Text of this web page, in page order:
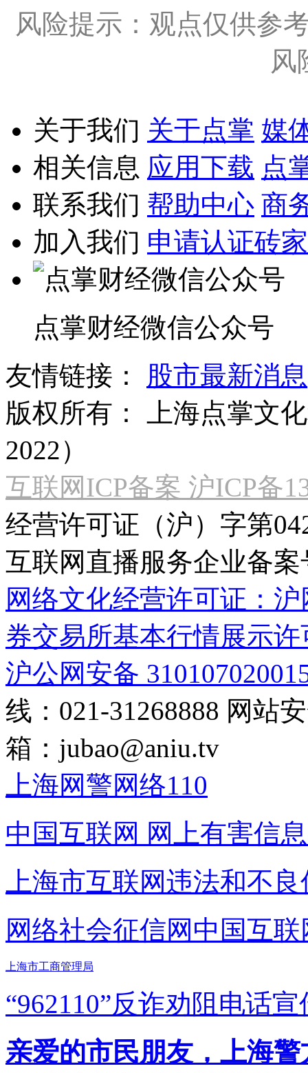
风险提示：观点仅供参
风
关于我们 关于点掌 媒
相关信息 应用下载 点
联系我们 帮助中心 商
加入我们 申请认证砖家
点掌财经微信公众号
友情链接：
股市最新消息
版权所有：
上海点掌文
2022）
互联网ICP备案 沪ICP备
经营许可证（沪）字第
互联网直播服务企业备案
网络文化经营许可证：
券交易所基本行情展示许
沪公网安备
线：021-31268888 网站
箱： jubao@aniu.tv
上海网警网络110
中国互联网 网上有害信
上海市互联网违法和不
网络社会征信网 中国互
上海市工商管理局
“962110”反诈劝阻电话宣
亲爱的市民朋友，上海